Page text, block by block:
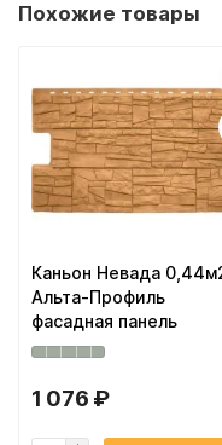
Похожие товары
Каньон Невада
Альта-Профиль
фасадная панель
1 076 ₽